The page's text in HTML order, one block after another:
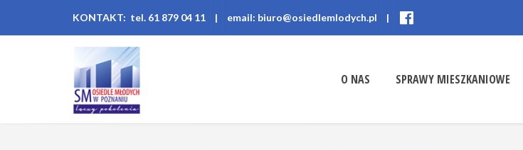
KONTAKT: tel. 61 879 04 11 | email: biuro@osiedlemlodych.pl |
O NAS SPRAWY MIESZKANIOWE